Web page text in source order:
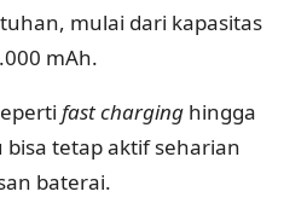
mulai dari kapasitas
mAh.
fast charging hingga
bisa tetap aktif seharian
baterai.